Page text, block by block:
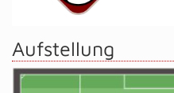
Aufstellung